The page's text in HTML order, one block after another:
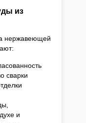
из
нержавеющей
сварки
и